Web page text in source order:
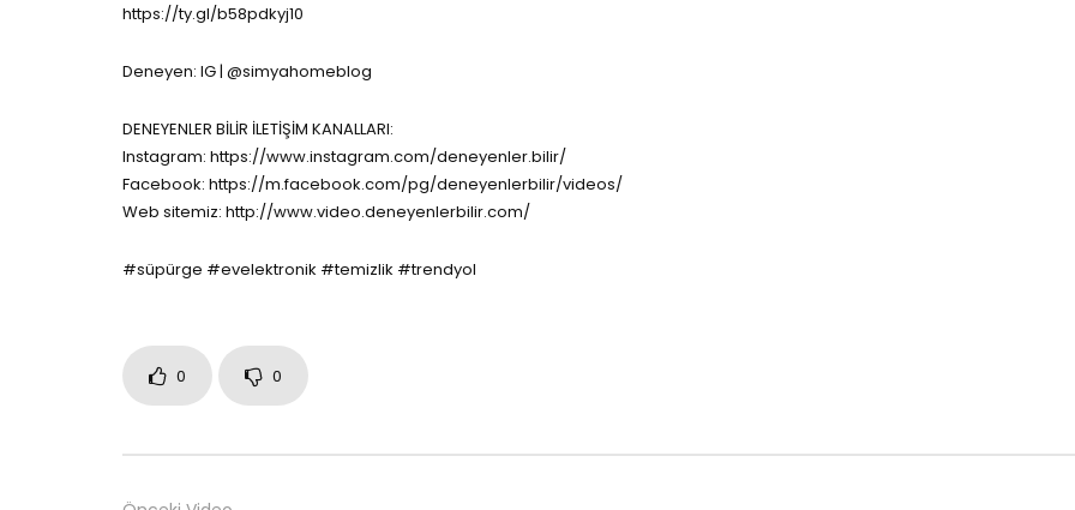
https://ty.gl/b58pdkyj10
Deneyen: IG | @simyahomeblog
DENEYENLER BİLİR İLETİŞİM KANALLARI:
Instagram: https://www.instagram.com/deneyenler.bilir/
Facebook: https://m.facebook.com/pg/deneyenlerbilir/videos/
Web sitemiz: http://www.video.deneyenlerbilir.com/
#süpürge #evelektronik #temizlik #trendyol
0 0